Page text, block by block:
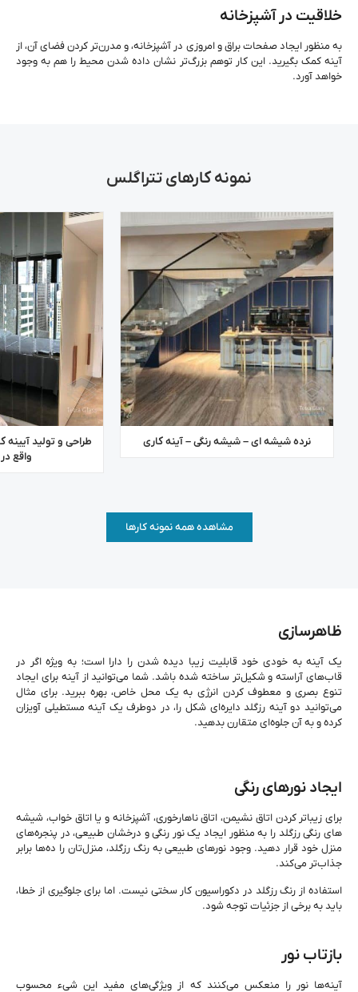
خلاقیت در آشپزخانه
به منظور ایجاد صفحات براق و امروزی در آشپزخانه، و مدرن‌تر کردن فضای آن، از
آینه کمک بگیرید. این کار توهم بزرگ‌تر نشان داده شدن محیط را هم به وجود
خواهد آورد.
نمونه کارهای تتراگلس
نرده شیشه ای – شیشه رنگی – آینه کاری
طراحی و تولید آیینه
واقع
مشاهده همه نمونه کارها
ظاهرسازی
یک آینه به خودی خود قابلیت زیبا دیده شدن را دارا است؛ به ویژه اگر در
قاب‌های آراسته و شکیل‌تر ساخته شده باشد. شما ‌می‌توانید از آینه برای ایجاد
تنوع بصری و معطوف کردن انرژی به یک محل خاص، بهره ببرید. برای مثال
می‌توانید دو آینه رزگلد دایره‌ای شکل را، در دوطرف یک آینه مستطیلی آویزان
کرده و به آن جلوه‌ای متقارن بدهید.
ایجاد نورهای رنگی
برای زیباتر کردن اتاق نشیمن‌، اتاق ناهارخوری، آشپزخانه و یا اتاق خواب، شیشه
های رنگی رزگلد را به منظور ایجاد یک نور رنگی و درخشان طبیعی، در پنجره‌های
منزل خود قرار دهید. وجود نورهای طبیعی به رنگ رزگلد، منزل‌تان را ده‌ها برابر
جذاب‌تر می‌کند.
استفاده از رنگ رزگلد در دکوراسیون کار سختی نیست. اما برای جلوگیری از خطا،
باید به برخی از جزئیات توجه شود.
بازتاب نور
آینه‌ها نور را منعکس می‌کنند که از ویژگی‌‌های مفید این شیء محسوب